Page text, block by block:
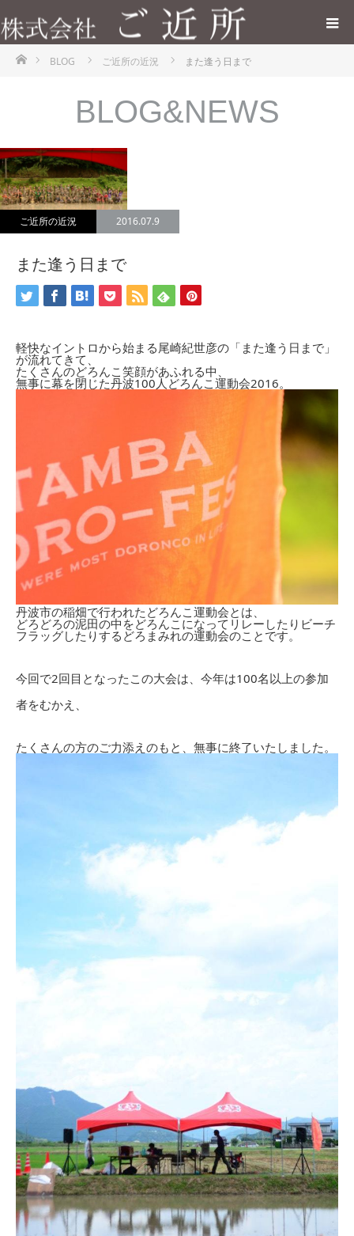
ホームBLOG ご近所の近況 また逢う日まで
BLOG&NEWS
ご近所の近況 2016.07.9
また逢う日まで
軽快なイントロから始まる尾崎紀世彦の「また逢う日まで」
が流れてきて、
たくさんのどろんこ笑顔があふれる中、
無事に幕を閉じた丹波100人どろんこ運動会2016。
丹波市の稲畑で行われたどろんこ運動会とは、
どろどろの泥田の中をどろんこになってリレーしたりビーチ
フラッグしたりするどろまみれの運動会のことです。
今回で2回目となったこの大会は、今年は100名以上の参加
者をむかえ、
たくさんの方のご力添えのもと、無事に終了いたしました。